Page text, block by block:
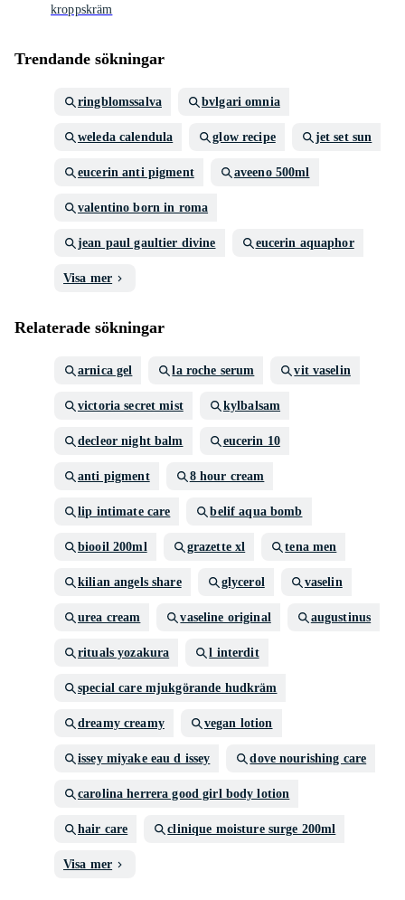
kroppskräm
Trendande sökningar
ringblomssalva bvlgari omnia
weleda calendula glow recipe jet set sun
eucerin anti pigment aveeno 500ml
valentino born in roma
jean paul gaultier divine eucerin aquaphor
Visa mer
Relaterade sökningar
arnica gel la roche serum vit vaselin
victoria secret mist kylbalsam
decleor night balm eucerin 10
anti pigment 8 hour cream
lip intimate care belif aqua bomb
biooil 200ml grazette xl tena men
kilian angels share glycerol vaselin
urea cream vaseline original augustinus
rituals yozakura l interdit
special care mjukgörande hudkräm
dreamy creamy vegan lotion
issey miyake eau d issey dove nourishing care
carolina herrera good girl body lotion
hair care clinique moisture surge 200ml
Visa mer